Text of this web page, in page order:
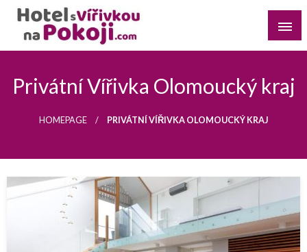
Skip
content
Najděte si romantický pobyt pro dvě osoby s vířivkou na
Privátní Vířivka Olomoucký kraj
HOMEPAGE PRIVÁTNÍ VÍŘIVKA OLOMOUCKÝ KRAJ